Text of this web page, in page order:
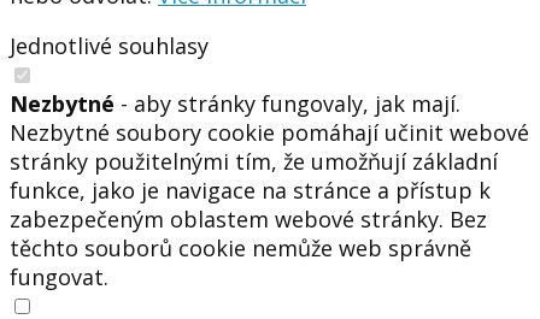
Jednotlivé souhlasy
Nezbytné - aby stránky fungovaly, jak mají.
Nezbytné soubory cookie pomáhají učinit webové
stránky použitelnými tím, že umožňují základní
funkce, jako je navigace na stránce a přístup k
zabezpečeným oblastem webové stránky. Bez
těchto souborů cookie nemůže web správně
fungovat.